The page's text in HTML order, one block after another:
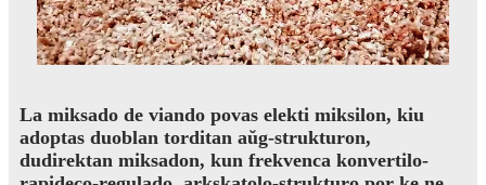
La miksado de viando povas elekti miksilon, kiu
adoptas duoblan torditan aŭg-strukturon,
dudirektan miksadon, kun frekvenca konvertilo-